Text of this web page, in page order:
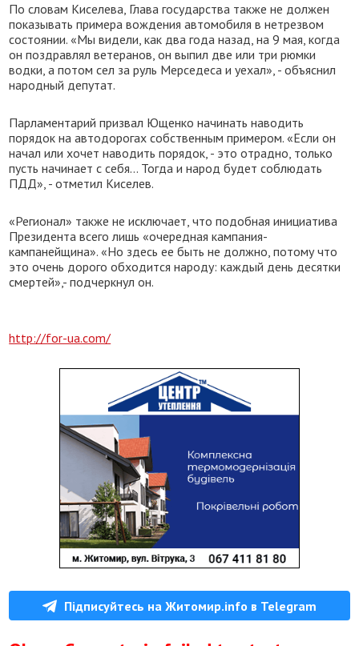
По словам Киселева, Глава государства также не должен
показывать примера вождения автомобиля в нетрезвом
состоянии. «Мы видели, как два года назад, на 9 мая, когда
он поздравлял ветеранов, он выпил две или три рюмки
водки, а потом сел за руль Мерседеса и уехал», - объяснил
народный депутат.
Парламентарий призвал Ющенко начинать наводить
порядок на автодорогах собственным примером. «Если он
начал или хочет наводить порядок, - это отрадно, только
пусть начинает с себя… Тогда и народ будет соблюдать
ПДД», - отметил Киселев.
«Регионал» также не исключает, что подобная инициатива
Президента всего лишь «очередная кампания-
кампанейщина». «Но здесь ее быть не должно, потому что
это очень дорого обходится народу: каждый день десятки
смертей»,- подчеркнул он.
http://for-ua.com/
Підписуйтесь на Житомир.info в Telegram